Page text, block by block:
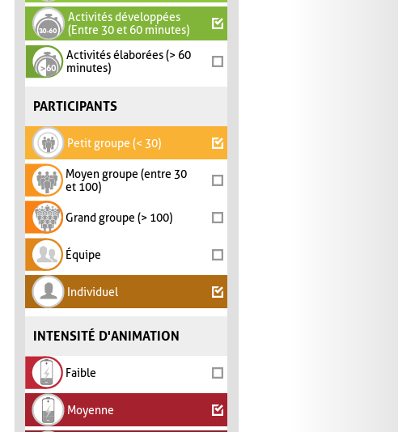
Activités développées
(Entre 30 et 60 minutes)
Activités élaborées (> 60
minutes)
PARTICIPANTS
Petit groupe (< 30)
Moyen groupe (entre 30
et 100)
Grand groupe (> 100)
Équipe
Individuel
INTENSITÉ D'ANIMATION
Faible
Moyenne